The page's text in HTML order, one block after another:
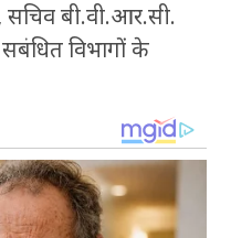
सचिव बी.वी.आर.सी.
विभागों के